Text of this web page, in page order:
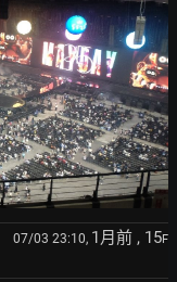
07/03 23:10, 1月前 , 15F